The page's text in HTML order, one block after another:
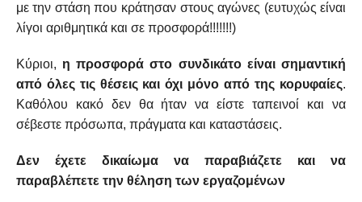
με την στάση που κράτησαν στους αγώνες (ευτυχώς είναι
λίγοι αριθμητικά και σε προσφορά!!!!!!!)
Κύριοι, η προσφορά στο συνδικάτο είναι σημαντική
από όλες τις θέσεις και όχι μόνο από της κορυφαίες.
Καθόλου κακό δεν θα ήταν να είστε ταπεινοί και να
σέβεστε πρόσωπα, πράγματα και καταστάσεις.
Δεν έχετε δικαίωμα να παραβιάζετε και να
παραβλέπετε την θέληση των εργαζομένων